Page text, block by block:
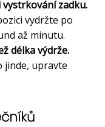
zadku.
vydržte po
až minutu.
délka výdrže.
jinde, upravte